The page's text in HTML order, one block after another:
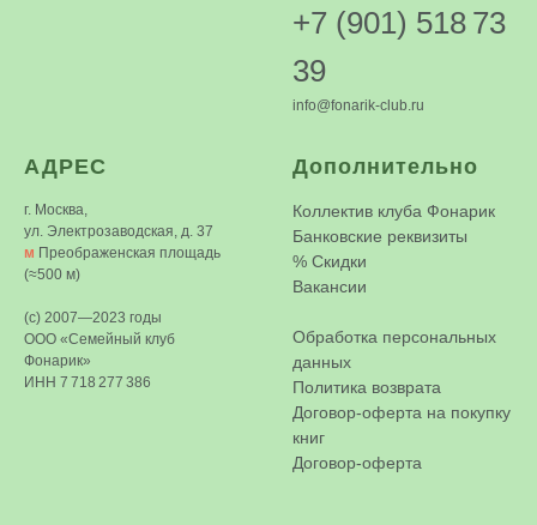
+7 (901) 518 73
39
info@fonarik-club.ru
АДРЕС
г. Москва,
ул. Электрозаводская, д. 37
м Преображенская площадь
(≈500 м)
(c) 2007—2023 годы
ООО «Семейный клуб
Фонарик»
ИНН 7 718 277 386
Дополнительно
Коллектив клуба Фонарик
Банковские реквизиты
% Скидки
Вакансии
Обработка персональных
данных
Политика возврата
Договор-оферта на покупку
книг
Договор-оферта